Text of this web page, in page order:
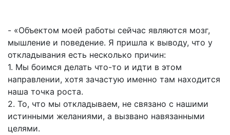
- «Объектом моей работы сейчас являются мозг,
мышление и поведение. Я пришла к выводу, что у
откладывания есть несколько причин:
1. Мы боимся делать что-то и идти в этом
направлении, хотя зачастую именно там находится
наша точка роста.
2. То, что мы откладываем, не связано с нашими
истинными желаниями, а вызвано навязанными
целями.